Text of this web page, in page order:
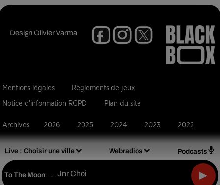
Live : Choisir une ville Webradios Podcasts
To The Moon - Jnr Choi
DesignOlivier Varma
Mentions légales Règlements de jeux
Notice d'information RGPD Plan du site
Archives 2026 2025 2024 2023 2022